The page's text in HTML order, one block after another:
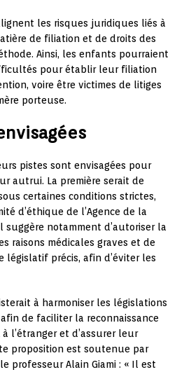
les risques juridiques liés à
de filiation et de droits des
Ainsi, les enfants pourraient
pour établir leur filiation
voire être victimes de litiges
porteuse.
pistes sont envisagées pour
autrui. La première serait de
certaines conditions strictes,
d’éthique de l’Agence de la
suggère notamment d’autoriser la
raisons médicales graves et de
législatif précis, afin d’éviter les
à harmoniser les législations
de faciliter la reconnaissance
l’étranger et d’assurer leur
proposition est soutenue par
professeur Alain Giami : « Il est